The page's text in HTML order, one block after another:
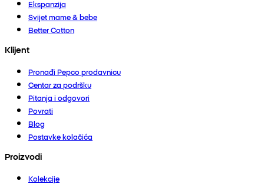
Ekspanzija
Svijet mame & bebe
Better Cotton
Klijent
Pronađi Pepco prodavnicu
Centar za podršku
Pitanja i odgovori
Povrati
Blog
Postavke kolačića
Proizvodi
Kolekcije